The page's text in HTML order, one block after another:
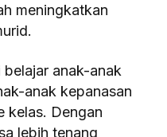
meningkatkan
belajar anak-anak
anak kepanasan
kelas. Dengan
lebih tenang